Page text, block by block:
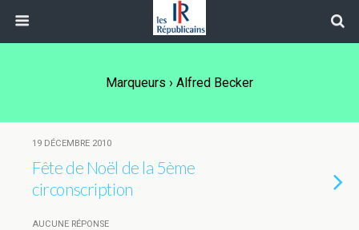
Marqueurs › Alfred Becker
19 DÉCEMBRE 2010
Fête de Noël de la 5ème
circonscription
AUCUNE RÉPONSE